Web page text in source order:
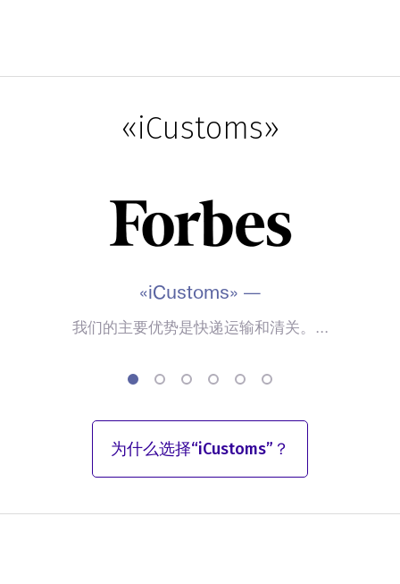
«iCustoms»
«iCustoms» —
我们的主要优势是快递运输和清关。...
为什么选择“iCustoms”？